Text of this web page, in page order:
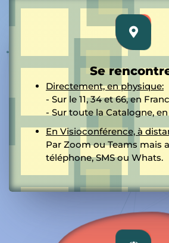
Se
Directement, en physique:
- Sur le 11, 34 et 66, en
- Sur toute la Catalogne,
En Visioconférence, à
Par Zoom ou Teams mais
téléphone, SMS ou Whats.